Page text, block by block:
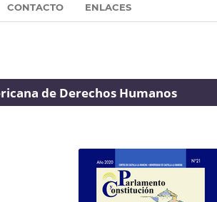
CONTACTO ENLACES
de Derechos Humanos